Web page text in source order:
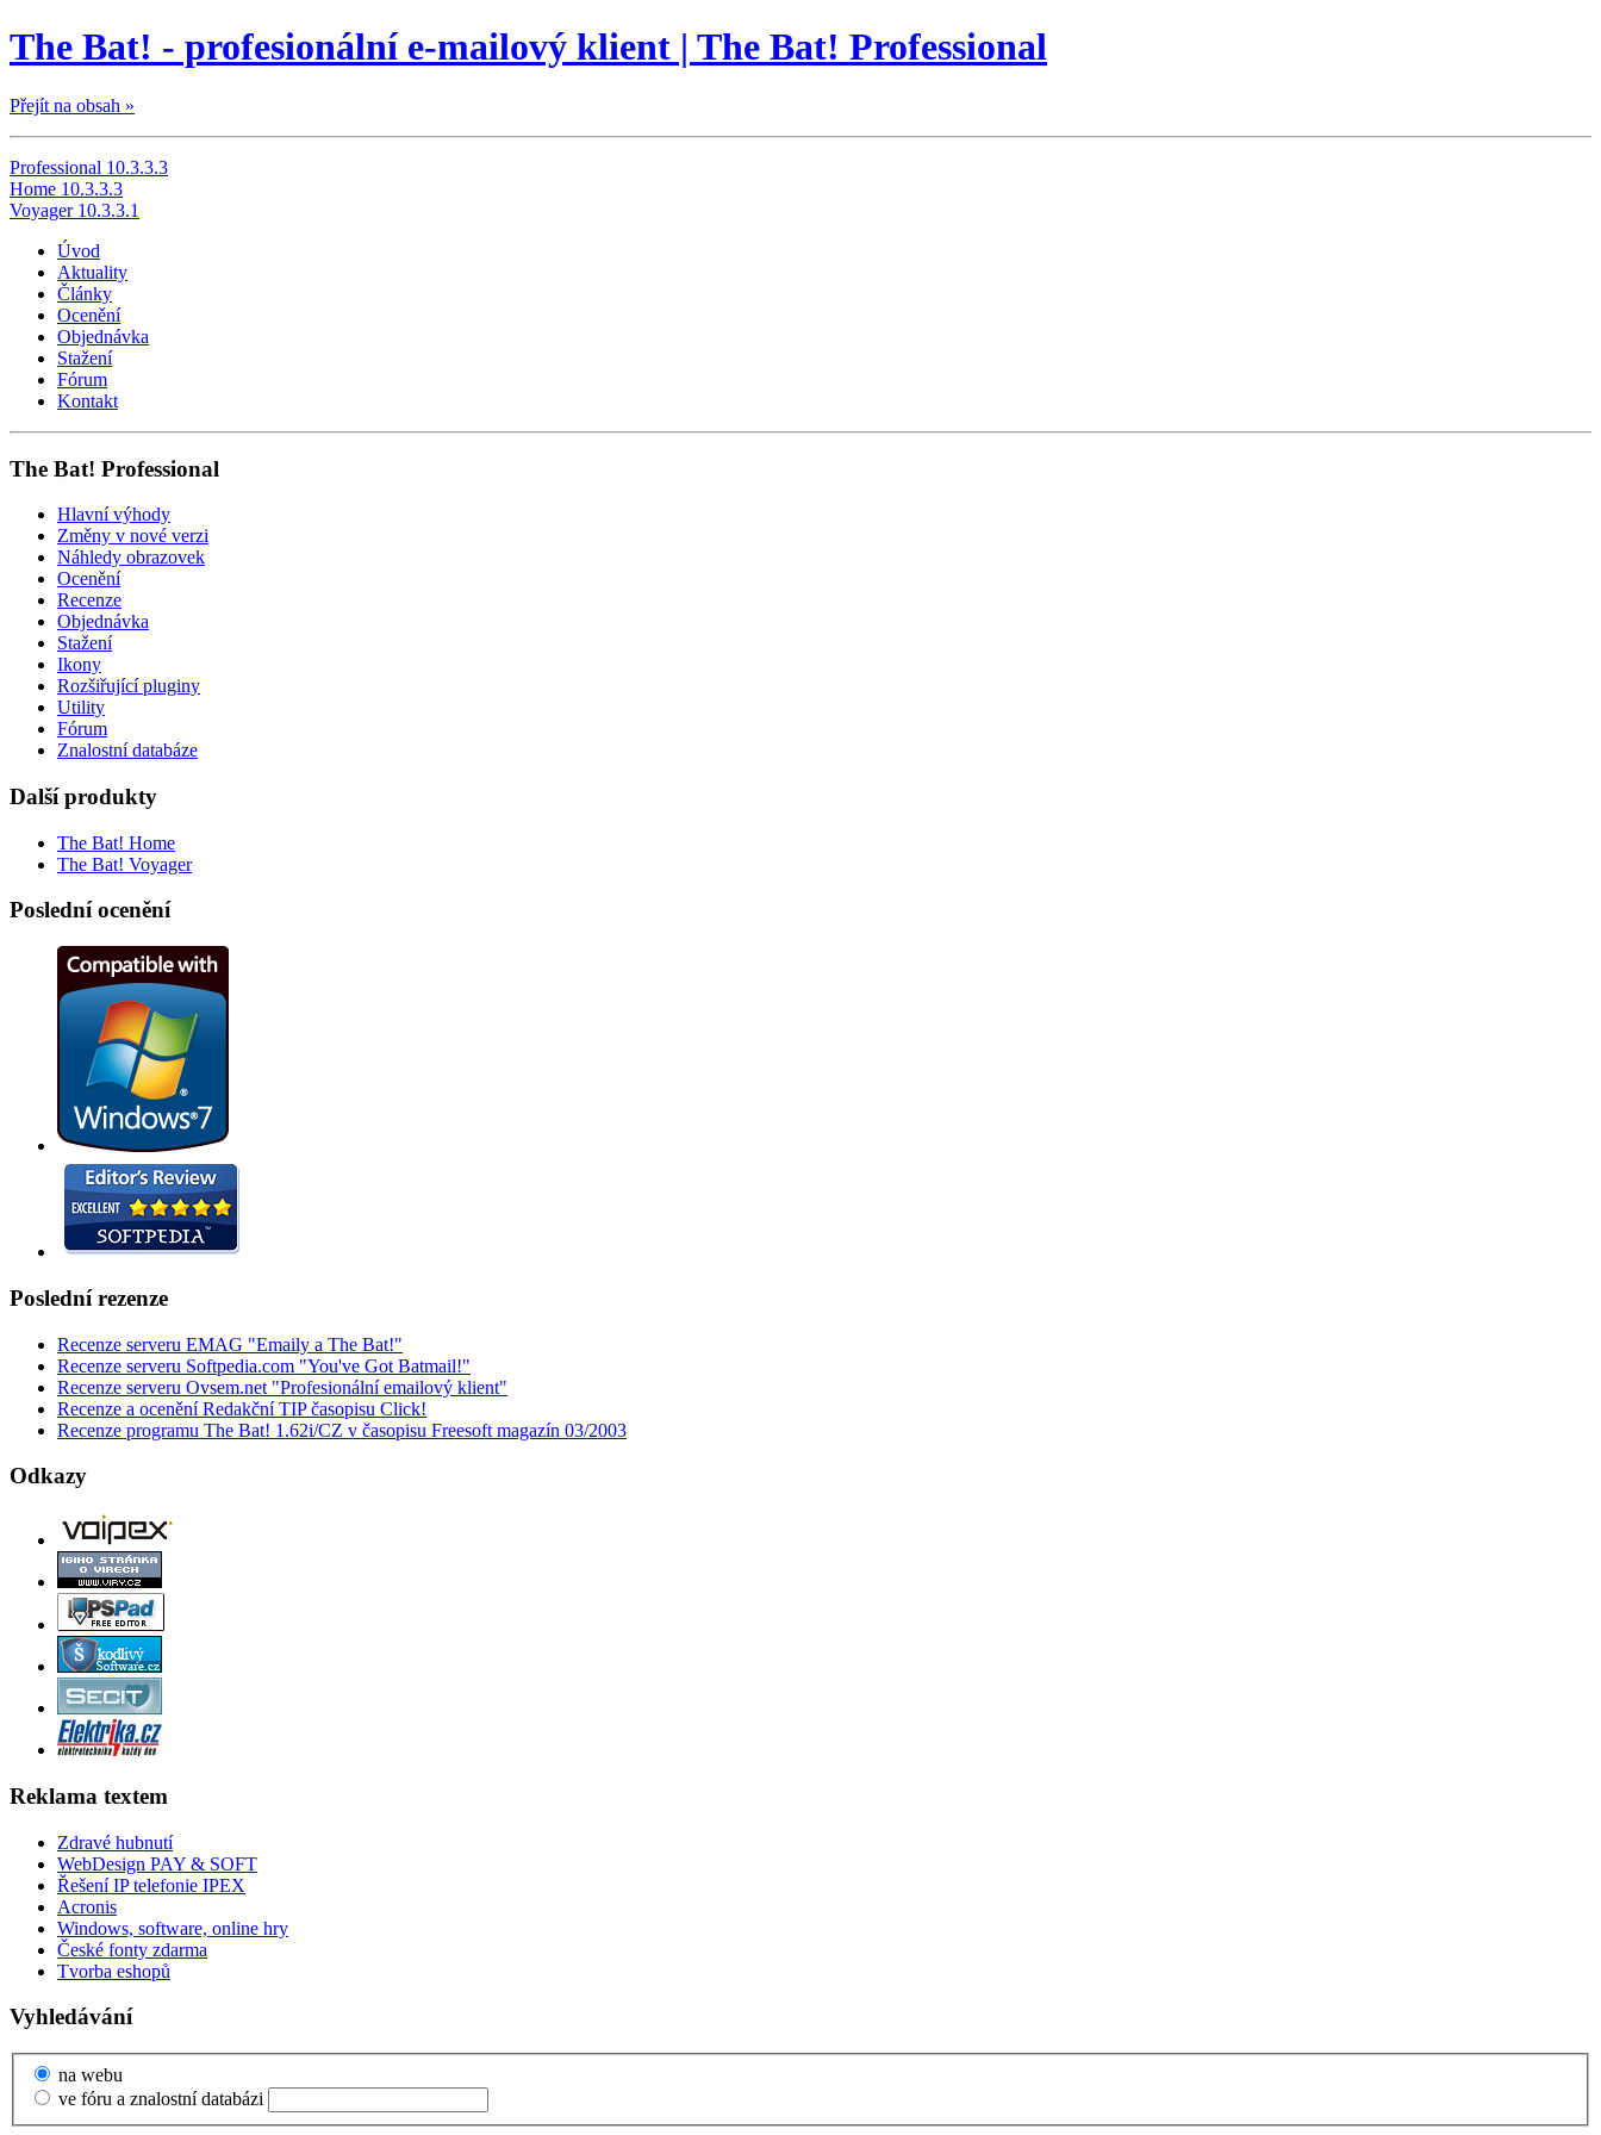
The Bat! - profesionální e-mailový klient | The Bat! Professional
Přejít na obsah »
Professional 10.3.3.3
Home 10.3.3.3
Voyager 10.3.3.1
Úvod
Aktuality
Články
Ocenění
Objednávka
Stažení
Fórum
Kontakt
The Bat! Professional
Hlavní výhody
Změny v nové verzi
Náhledy obrazovek
Ocenění
Recenze
Objednávka
Stažení
Ikony
Rozšiřující pluginy
Utility
Fórum
Znalostní databáze
Další produkty
The Bat! Home
The Bat! Voyager
Poslední ocenění
Poslední rezenze
Recenze serveru EMAG "Emaily a The Bat!"
Recenze serveru Softpedia.com "You've Got Batmail!"
Recenze serveru Ovsem.net "Profesionální emailový klient"
Recenze a ocenění Redakční TIP časopisu Click!
Recenze programu The Bat! 1.62i/CZ v časopisu Freesoft magazín 03/2003
Odkazy
Reklama textem
Zdravé hubnutí
WebDesign PAY & SOFT
Řešení IP telefonie IPEX
Acronis
Windows, software, online hry
České fonty zdarma
Tvorba eshopů
Vyhledávání
na webu
ve fóru a znalostní databázi